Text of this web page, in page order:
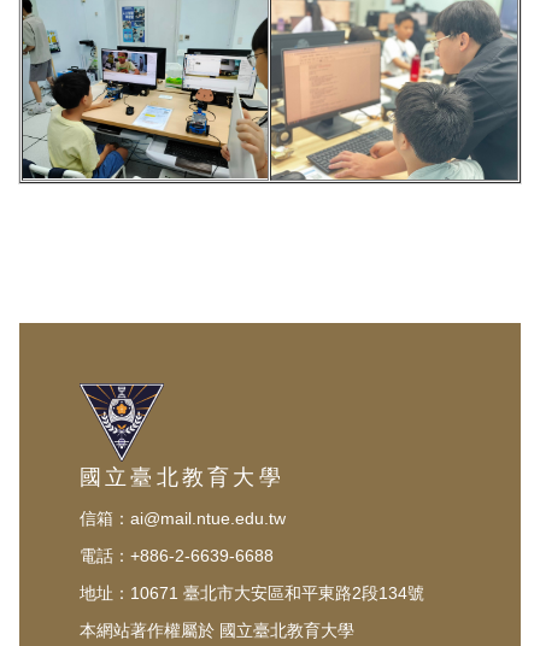
國立臺北教育大學
信箱：ai@mail.ntue.edu.tw
電話：+886-2-6639-6688
地址：10671 臺北市大安區和平東路2段134號
本網站著作權屬於 國立臺北教育大學